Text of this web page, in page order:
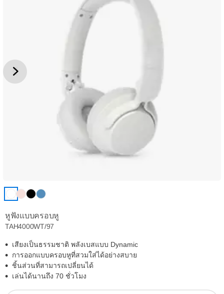
หูฟังแบบครอบหู
TAH4000WT/97
เสียงเป็นธรรมชาติ พลังเบสแบบ Dynamic
การออกแบบครอบหูที่สวมใส่ได้อย่างสบาย
ชิ้นส่วนที่สามารถเปลี่ยนได้
เล่นได้นานถึง 70 ชั่วโมง